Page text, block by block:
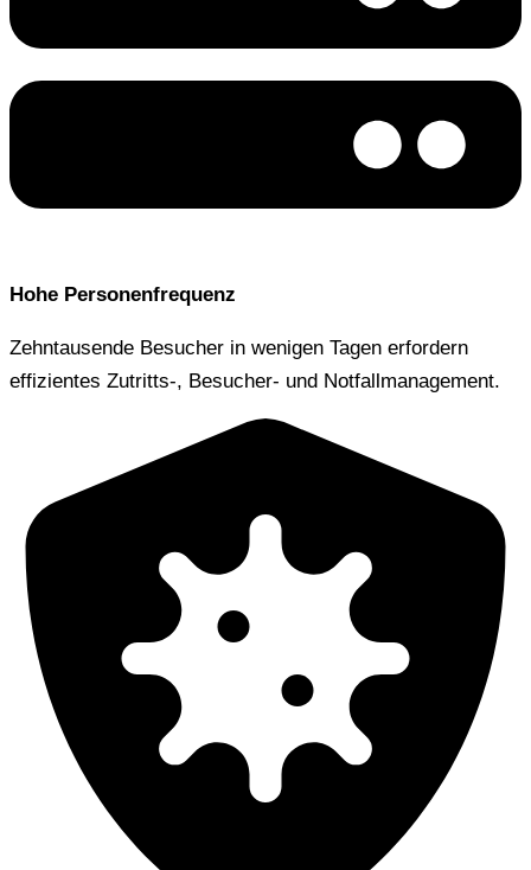
Hohe Personenfrequenz
Zehntausende Besucher in wenigen Tagen erfordern
effizientes Zutritts-, Besucher- und Notfallmanagement.